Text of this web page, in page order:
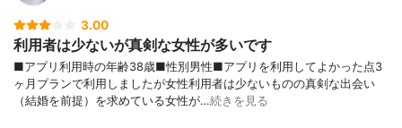
3.00
利用者は少ないが真剣な女性が多いです
■アプリ利用時の年齢38歳■性別男性■アプリを利用してよかった点3
ヶ月プランで利用しましたが女性利用者は少ないものの真剣な出会い
（結婚を前提）を求めている女性が…続きを見る